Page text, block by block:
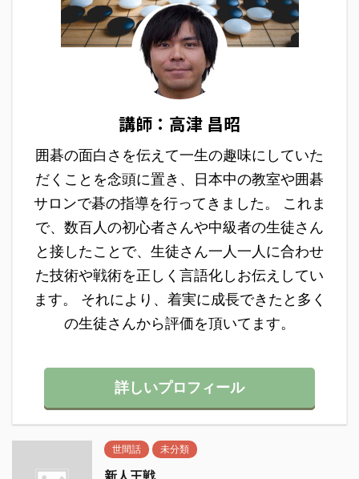
講師：高津 昌昭
囲碁の面白さを伝えて一生の趣味にしていた
だくことを念頭に置き、日本中の教室や囲碁
サロンで碁の指導を行ってきました。 これま
で、数百人の初心者さんや中級者の生徒さん
と接したことで、生徒さん一人一人に合わせ
た技術や戦術を正しく言語化しお伝えしてい
ます。 それにより、着実に成長できたと多く
の生徒さんから評価を頂いてます。
詳しいプロフィール
世間話 未分類
新人王戦